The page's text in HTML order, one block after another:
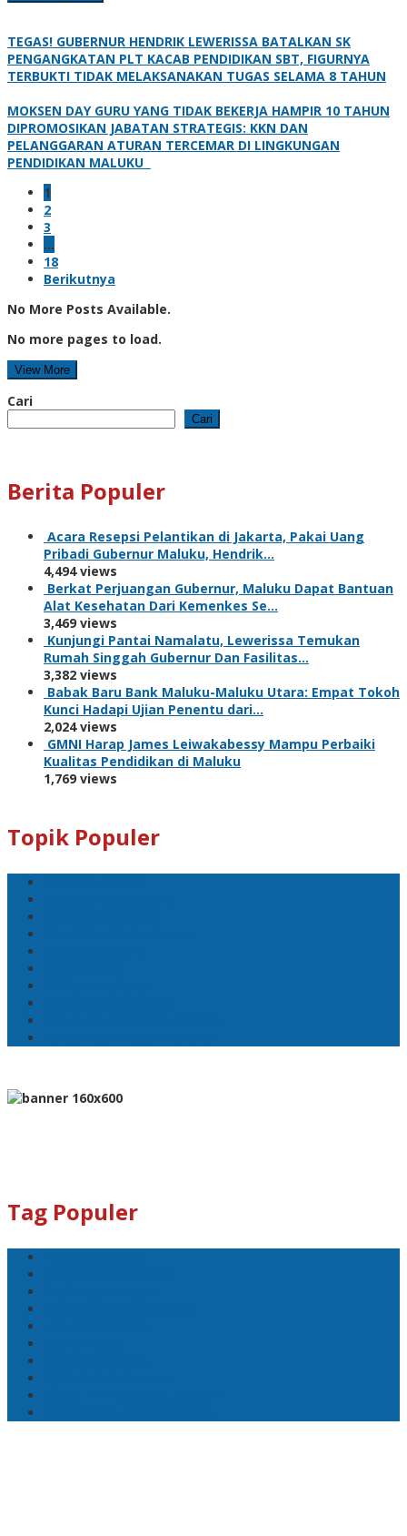
TEGAS! GUBERNUR HENDRIK LEWERISSA BATALKAN SK
PENGANGKATAN PLT KACAB PENDIDIKAN SBT, FIGURNYA
TERBUKTI TIDAK MELAKSANAKAN TUGAS SELAMA 8 TAHUN
MOKSEN DAY GURU YANG TIDAK BEKERJA HAMPIR 10 TAHUN
DIPROMOSIKAN JABATAN STRATEGIS: KKN DAN
PELANGGARAN ATURAN TERCEMAR DI LINGKUNGAN
PENDIDIKAN MALUKU
1
2
3
…
18
Berikutnya
No More Posts Available.
No more pages to load.
View More
Cari
Cari
Berita Populer
Acara Resepsi Pelantikan di Jakarta, Pakai Uang
Pribadi Gubernur Maluku, Hendrik…
4,494 views
Berkat Perjuangan Gubernur, Maluku Dapat Bantuan
Alat Kesehatan Dari Kemenkes Se…
3,469 views
Kunjungi Pantai Namalatu, Lewerissa Temukan
Rumah Singgah Gubernur Dan Fasilitas…
3,382 views
Babak Baru Bank Maluku-Maluku Utara: Empat Tokoh
Kunci Hadapi Ujian Penentu dari…
2,024 views
GMNI Harap James Leiwakabessy Mampu Perbaiki
Kualitas Pendidikan di Maluku
1,769 views
Topik Populer
Tag Populer